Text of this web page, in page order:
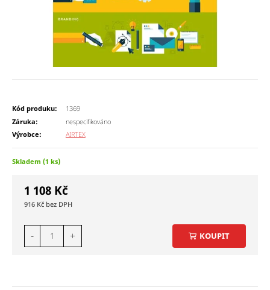
Kód produku:
1369
Záruka:
nespecifikováno
Výrobce:
AIRTEX
Skladem (1 ks)
1 108 Kč
916 Kč
- + KOUPIT